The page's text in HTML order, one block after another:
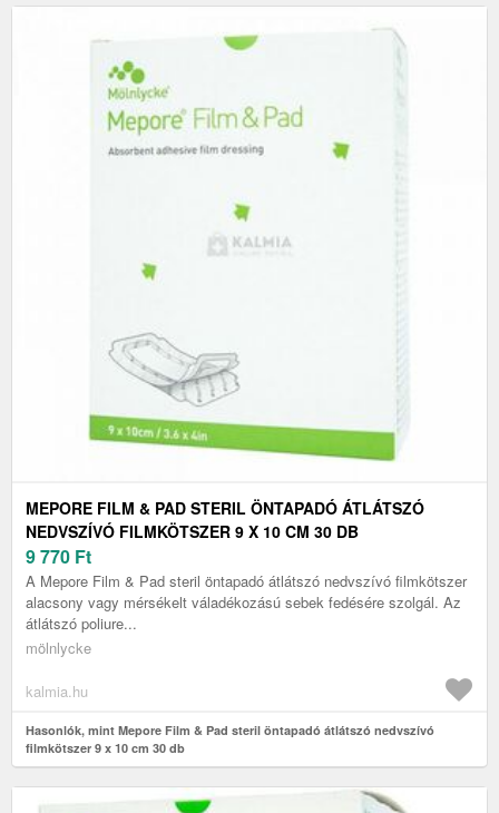
MEPORE FILM & PAD STERIL ÖNTAPADÓ ÁTLÁTSZÓ
NEDVSZÍVÓ FILMKÖTSZER 9 X 10 CM 30 DB
9 770 Ft
A Mepore Film & Pad steril öntapadó átlátszó nedvszívó filmkötszer
alacsony vagy mérsékelt váladékozású sebek fedésére szolgál. Az
átlátszó poliure...
mölnlycke
kalmia.hu
Hasonlók, mint Mepore Film & Pad steril öntapadó átlátszó nedvszívó
filmkötszer 9 x 10 cm 30 db